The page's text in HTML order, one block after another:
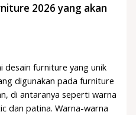
2026 yang akan
desain furniture yang unik
digunakan pada furniture
di antaranya seperti warna
dan patina. Warna-warna